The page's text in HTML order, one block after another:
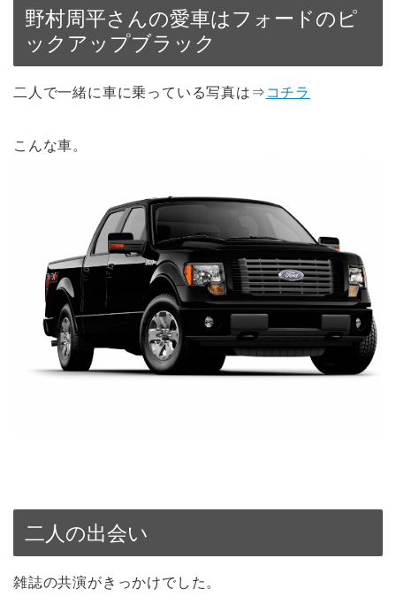
野村周平さんの愛車はフォードのピ
ックアップブラック
二人で一緒に車に乗っている写真は⇒ コチラ
こんな車。
二人の出会い
雑誌の共演がきっかけでした。